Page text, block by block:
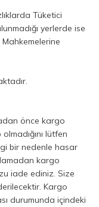
Tüketici
yerlerde ise
önce kargo
lütfen
bir nedenle hasar
kargo
iade ediniz. Size
Kargo
durumunda içindeki